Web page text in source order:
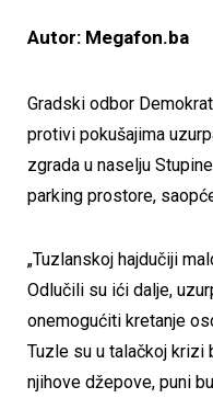
Autor: Megafon.ba
Gradski odbor
protivi pokušajima
zgrada u naselju
parking prostore,
„Tuzlanskoj hajdučiji
Odlučili su ići dalje,
onemogućiti kretanje
Tuzle su u talačkoj krizi
njihove džepove, puni